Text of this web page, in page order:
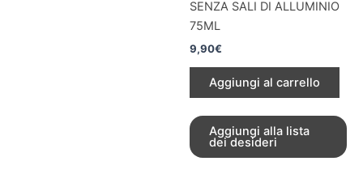
SENZA SALI DI ALLUMINIO
75ML
9,90€
Aggiungi al carrello
Aggiungi alla lista
dei desideri